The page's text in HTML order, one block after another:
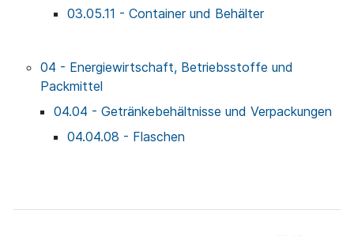
03.05.11 - Container und Behälter
04 - Energiewirtschaft, Betriebsstoffe und
Packmittel
04.04 - Getränkebehältnisse und Verpackungen
04.04.08 - Flaschen